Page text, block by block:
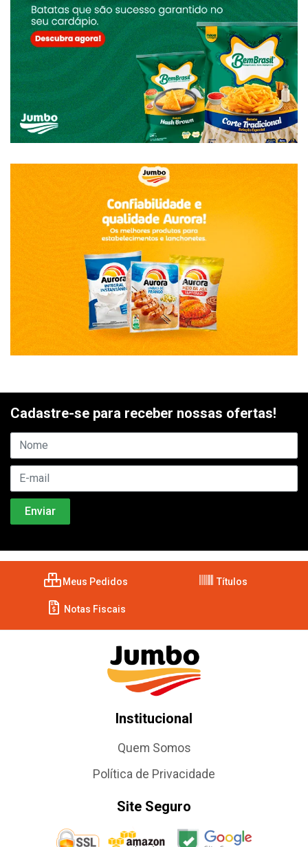
Cadastre-se para receber nossas ofertas!
Meus Pedidos Títulos
Notas Fiscais
Institucional
Quem Somos
Política de Privacidade
Site Seguro